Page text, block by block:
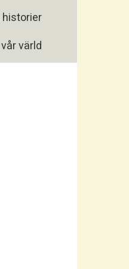
historier
värld